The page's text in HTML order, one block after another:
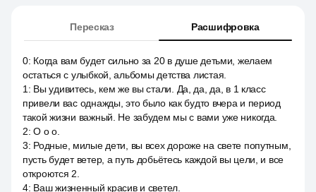
Пересказ Расшифровка
0: Когда вам будет сильно за 20 в душе детьми, желаем
остаться с улыбкой, альбомы детства листая.
1 : Вы удивитесь, кем же вы стали. Да, да, да, в 1 класс
привели вас однажды, это было как будто вчера и период
такой жизни важный. Не забудем мы с вами уже никогда.
2:О о о.
3: Родные, милые дети, вы всех дороже на свете попутным,
пусть будет ветер, а путь добьётесь каждой вы цели, и все
откроются 2.
4: Ваш жизненный красив и светел.